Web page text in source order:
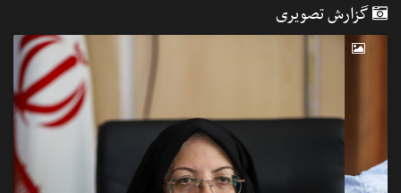
گزارش تصویری